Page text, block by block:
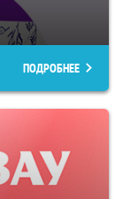
ПОДРОБНЕЕ